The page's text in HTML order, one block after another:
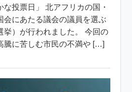
投票日」 北アフリカの国・
会にあたる議会の議員を選ぶ
挙）が行われました。 今回の
騰に苦しむ市民の不満や […]